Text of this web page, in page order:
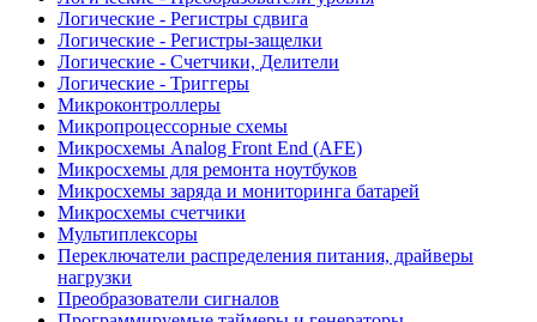
Логические - Регистры сдвига
Логические - Регистры-защелки
Логические - Счетчики, Делители
Логические - Триггеры
Микроконтроллеры
Микропроцессорные схемы
Микросхемы Analog Front End (AFE)
Микросхемы для ремонта ноутбуков
Микросхемы заряда и мониторинга батарей
Микросхемы счетчики
Мультиплексоры
Переключатели распределения питания, драйверы
нагрузки
Преобразователи сигналов